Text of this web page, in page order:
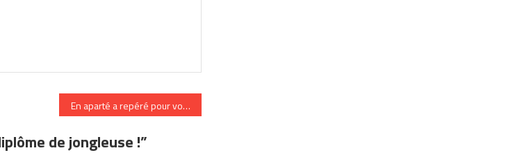
En aparté a repéré pour vous
de jongleuse !”